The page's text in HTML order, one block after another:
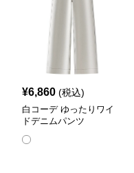
¥6,860 (税込)
白コーデ ゆったりワイ
ドデニムパンツ